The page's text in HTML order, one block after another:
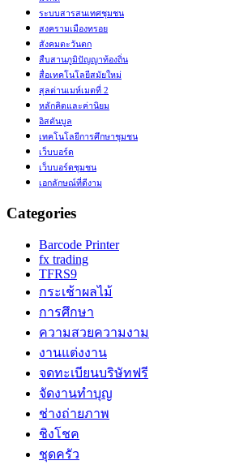
ระบบสารสนเทศชุมชน
สงครามเมืองทรอย
สังคมตะวันตก
สืบสานภูมิปัญญาท้องถิ่น
สื่อเทคโนโลยีสมัยใหม่
สุลต่านเมห์เมตที่ 2
หลักคิดและค่านิยม
อิสตันบูล
เทคโนโลยีการศึกษาชุมชน
เว็บบอร์ด
เว็บบอร์ดชุมชน
เอกลักษณ์ที่ดีงาม
Categories
Barcode Printer
fx trading
TFRS9
กระเช้าผลไม้
การศึกษา
ความสวยความงาม
งานแต่งงาน
จดทะเบียนบริษัทฟรี
จัดงานทำบุญ
ช่างถ่ายภาพ
ชิงโชค
ชุดครัว